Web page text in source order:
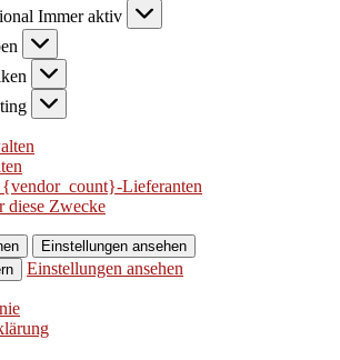
Immer aktiv
Lieferanten
diese Zwecke
Einstellungen ansehen
Einstellungen ansehen